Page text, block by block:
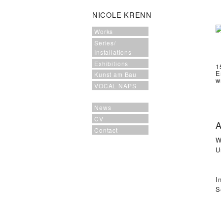
NICOLE KRENN
Works
Series/
Installations
Exhibitions
Kunst am Bau
VOCAL NAPS
News
CV
Contact